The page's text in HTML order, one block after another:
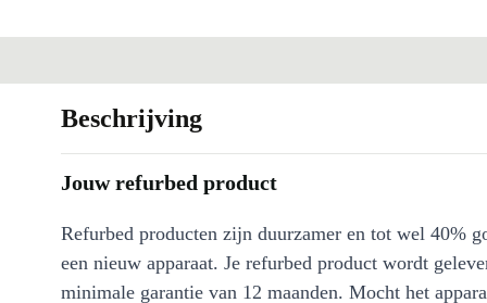
Beschrijving
Jouw refurbed product
Refurbed producten zijn duurzamer en tot wel 40%
een nieuw apparaat. Je refurbed product wordt
minimale garantie van 12 maanden. Mocht het